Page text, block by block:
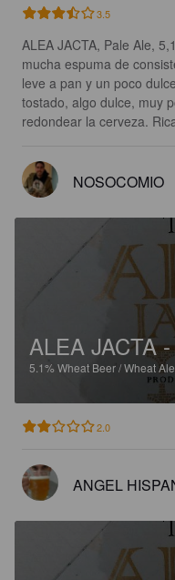
3.5
ALEA JACTA, Pale Ale,
mucha espuma de
leve a pan y un poco
tostado, algo dulce, muy
redondear la cerveza.
NOSOCOMIO
ALEA JACTA
5.1% Wheat Beer / Wheat
2.0
ANGEL